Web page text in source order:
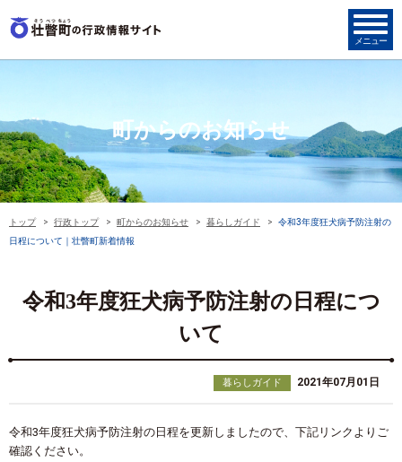
町からのお知らせ
トップ 行政トップ 町からのお知らせ 暮らしガイド
令和3年度狂犬病予防注射の
日程について｜壮瞥町新着情報
令和3年度狂犬病予防注射の日程につ
いて
暮らしガイド 2021年07月01日
令和3年度狂犬病予防注射の日程を更新しましたので、下記リンクよりご
確認ください。